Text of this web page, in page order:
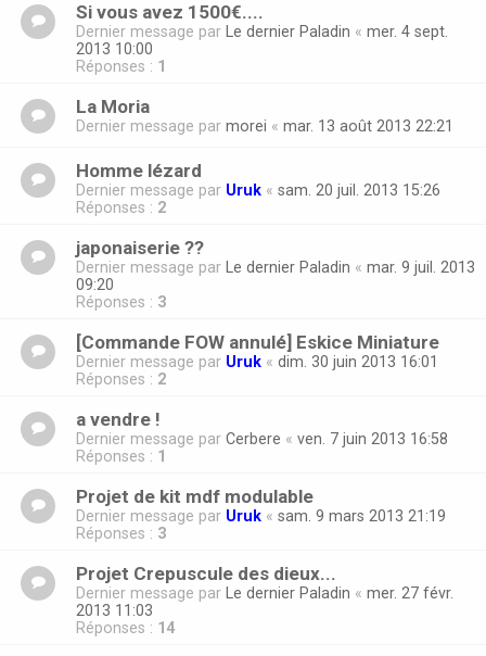
Si vous avez 1500€....
Dernier message par Le dernier Paladin « mer. 4 sept.
2013 10:00
Réponses : 1
La Moria
Dernier message par morei « mar. 13 août 2013 22:21
Homme lézard
Dernier message par Uruk « sam. 20 juil. 2013 15:26
Réponses : 2
japonaiserie ??
Dernier message par Le dernier Paladin « mar. 9 juil. 2013
09:20
Réponses : 3
[Commande FOW annulé] Eskice Miniature
Dernier message par Uruk « dim. 30 juin 2013 16:01
Réponses : 2
a vendre !
Dernier message par Cerbere « ven. 7 juin 2013 16:58
Réponses : 1
Projet de kit mdf modulable
Dernier message par Uruk « sam. 9 mars 2013 21:19
Réponses : 3
Projet Crepuscule des dieux...
Dernier message par Le dernier Paladin « mer. 27 févr.
2013 11:03
Réponses : 14